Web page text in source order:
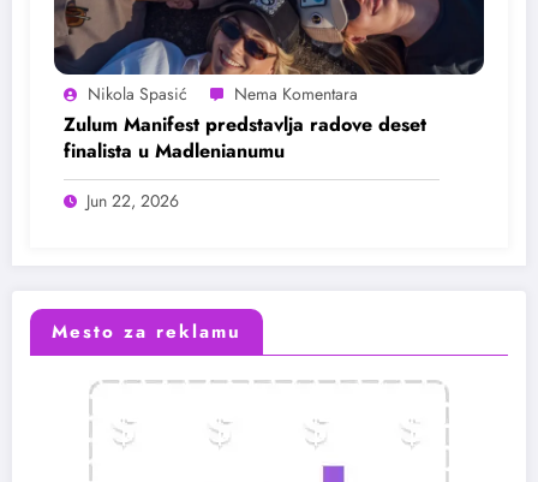
Nikola Spasić
Zulum Manifest predstavlja radove deset
finalista u Madlenianumu
Jun 22, 2026
Mesto za reklamu